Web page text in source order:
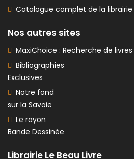
Catalogue complet de la librairie
Nos autres sites
MaxiChoice : Recherche de livres
Bibliographies
Exclusives
Notre fond
sur la Savoie
Le rayon
Bande Dessinée
Librairie Le Beau Livre